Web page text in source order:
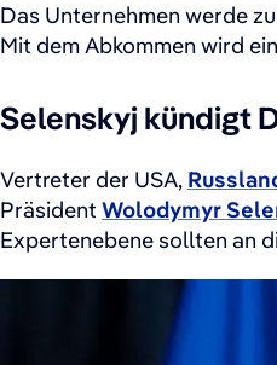
Das Unternehmen werde
Mit dem Abkommen wird ein
Selenskyj kündigt
Vertreter der USA,
Präsident Wolodymyr
Expertenebene sollten an